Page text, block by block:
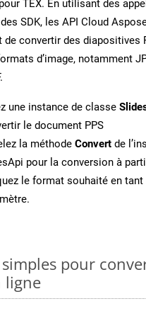
TEX. En utilisant des
SDK, les API Cloud
de convertir des diapositives
d’image, notamment
une instance de classe
le document PPS
la méthode Convert de
pour la conversion à
le format souhaité en tant
simples pour
ligne